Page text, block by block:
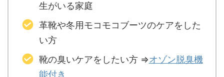
生がいる家庭
革靴や冬用モコモコブーツのケアをした
い方
靴の臭いケアをしたい方 ⇒オゾン脱臭機
能付き